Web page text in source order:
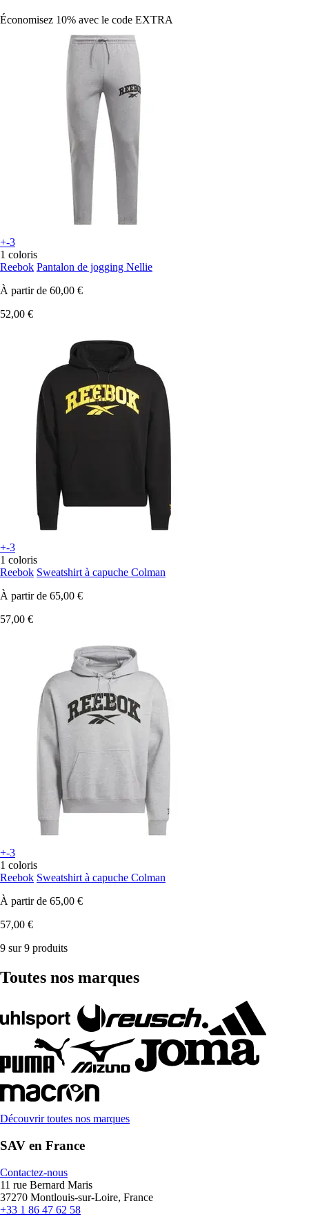
Économisez 10% avec le code EXTRA
+-3
1 coloris
Reebok Pantalon de jogging Nellie
À partir de 60,00 €
52,00 €
+-3
1 coloris
Reebok Sweatshirt à capuche Colman
À partir de 65,00 €
57,00 €
+-3
1 coloris
Reebok Sweatshirt à capuche Colman
À partir de 65,00 €
57,00 €
9 sur 9 produits
Toutes nos marques
Découvrir toutes nos marques
SAV en France
Contactez-nous
11 rue Bernard Maris
37270 Montlouis-sur-Loire, France
+33 1 86 47 62 58